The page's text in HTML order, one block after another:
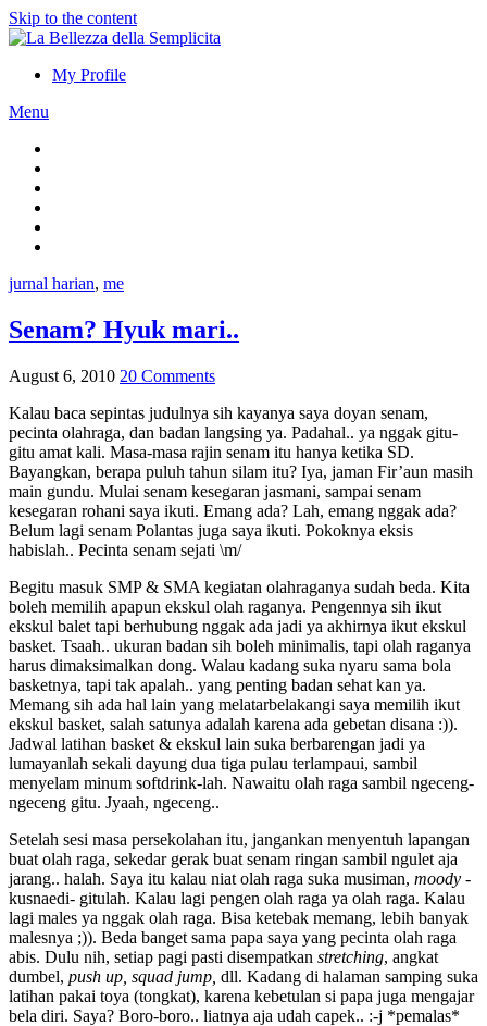
Skip to the content
My Profile
Menu
jurnal harian, me
Senam? Hyuk mari..
August 6, 2010 20 Comments
Kalau baca sepintas judulnya sih kayanya saya doyan senam,
pecinta olahraga, dan badan langsing ya. Padahal.. ya nggak gitu-
gitu amat kali. Masa-masa rajin senam itu hanya ketika SD.
Bayangkan, berapa puluh tahun silam itu? Iya, jaman Fir’aun masih
main gundu. Mulai senam kesegaran jasmani, sampai senam
kesegaran rohani saya ikuti. Emang ada? Lah, emang nggak ada?
Belum lagi senam Polantas juga saya ikuti. Pokoknya eksis
habislah.. Pecinta senam sejati \m/
Begitu masuk SMP & SMA kegiatan olahraganya sudah beda. Kita
boleh memilih apapun ekskul olah raganya. Pengennya sih ikut
ekskul balet tapi berhubung nggak ada jadi ya akhirnya ikut ekskul
basket. Tsaah.. ukuran badan sih boleh minimalis, tapi olah raganya
harus dimaksimalkan dong. Walau kadang suka nyaru sama bola
basketnya, tapi tak apalah.. yang penting badan sehat kan ya.
Memang sih ada hal lain yang melatarbelakangi saya memilih ikut
ekskul basket, salah satunya adalah karena ada gebetan disana :)).
Jadwal latihan basket & ekskul lain suka berbarengan jadi ya
lumayanlah sekali dayung dua tiga pulau terlampaui, sambil
menyelam minum softdrink-lah. Nawaitu olah raga sambil ngeceng-
ngeceng gitu. Jyaah, ngeceng..
Setelah sesi masa persekolahan itu, jangankan menyentuh lapangan
buat olah raga, sekedar gerak buat senam ringan sambil ngulet aja
jarang.. halah. Saya itu kalau niat olah raga suka musiman, moody -
kusnaedi- gitulah. Kalau lagi pengen olah raga ya olah raga. Kalau
lagi males ya nggak olah raga. Bisa ketebak memang, lebih banyak
malesnya ;)). Beda banget sama papa saya yang pecinta olah raga
abis. Dulu nih, setiap pagi pasti disempatkan stretching, angkat
dumbel, push up, squad jump, dll. Kadang di halaman samping suka
latihan pakai toya (tongkat), karena kebetulan si papa juga mengajar
bela diri. Saya? Boro-boro.. liatnya aja udah capek.. :-j *pemalas*